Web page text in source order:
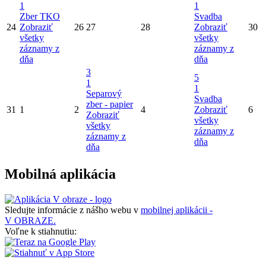
24
1
Zber TKO
Zobraziť
všetky
záznamy z
dňa
26 27 28
1
Svadba
Zobraziť
všetky
záznamy z
dňa
30
31 1 2
3
1
Separový
zber - papier
Zobraziť
všetky
záznamy z
dňa
4
5
1
Svadba
Zobraziť
všetky
záznamy z
dňa
6
Mobilná aplikácia
Sledujte informácie z nášho webu v mobilnej aplikácii -
V OBRAZE.
Voľne k stiahnutiu: